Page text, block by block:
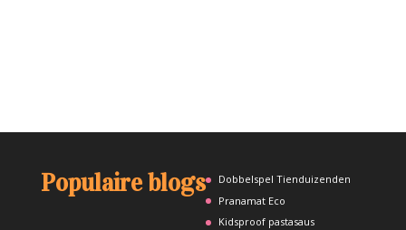
Populaire blogs
Dobbelspel Tienduizenden
Pranamat Eco
Kidsproof pastasaus